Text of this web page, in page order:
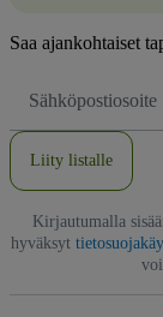
Saa ajankohtaiset
Liity listalle
Kirjautumalla
hyväksyt